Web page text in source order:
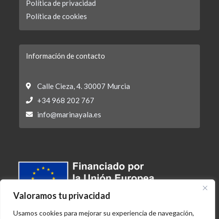
Valoramos tu privacidad
Usamos cookies para mejorar su experiencia de navegación,
Política de privacidad
Política de cookies
Información de contacto
Calle Cieza, 4. 30007 Murcia
+34 968 202 767
info@marinayala.es